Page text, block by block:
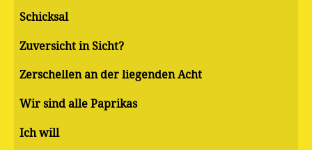
Schicksal
Zuversicht in Sicht?
Zerschellen an der liegenden Acht
Wir sind alle Paprikas
Ich will